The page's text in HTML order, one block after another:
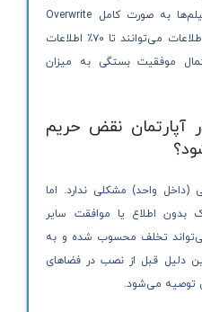
فیزیکی آسیب ندیده باشد و فیلم‌ها به صورت کامل Overwrite
نشده باشند، متخصصین بازیابی اطلاعات می‌توانند تا ۷۰٪ اطلاعات
موفقیت بستگی به میزان
آپارتمان نقض حریم
واحد) مشکلی ندارد. اما
اطلاع یا موافقت سایر
تخلف محسوب شده و به
دلیل قبل از نصب در فضاهای
توصیه می‌شود.